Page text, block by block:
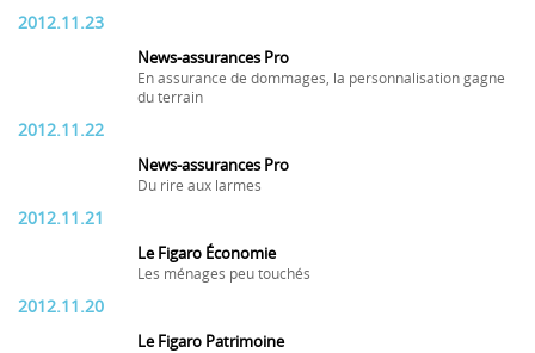
2012.11.23
News-assurances Pro
En assurance de dommages, la personnalisation gagne
du terrain
2012.11.22
News-assurances Pro
Du rire aux larmes
2012.11.21
Le Figaro Économie
Les ménages peu touchés
2012.11.20
Le Figaro Patrimoine